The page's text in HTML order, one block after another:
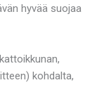
hyvää suojaa
kohdalta,